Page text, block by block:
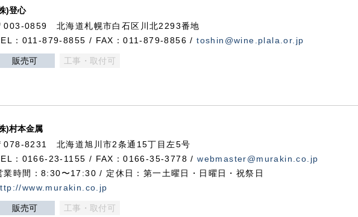
)登心
003-0859 北海道札幌市白石区川北2293番地
：011-879-8855 / FAX：011-879-8856 /toshin@wine.plala.or.jp
販売可 工事・取付可
)村本金属
078-8231 北海道旭川市2条通15丁目左5号
：0166-23-1155 / FAX：0166-35-3778 /webmaster@murakin.co.jp
業時間：8:30〜17:30 / 定休日：第一土曜日・日曜日・祝祭日
www.murakin.co.jp
販売可 工事・取付可